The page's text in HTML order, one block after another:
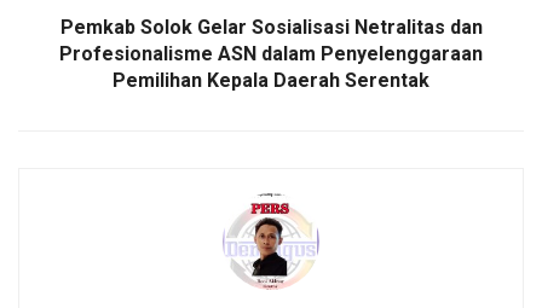
Pemkab Solok Gelar Sosialisasi Netralitas dan
Profesionalisme ASN dalam Penyelenggaraan
Pemilihan Kepala Daerah Serentak